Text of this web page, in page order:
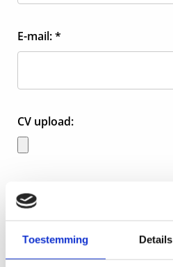
Toestemming Details
E-mail: *
CV upload:
Zie onderaan privacy policy